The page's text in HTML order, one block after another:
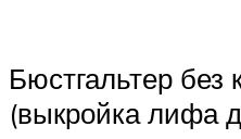
Бюстгальтер без
(выкройка лифа